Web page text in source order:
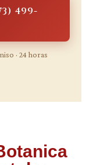
499-
· 24 horas